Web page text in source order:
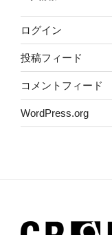
ログイン
投稿フィード
コメントフィード
WordPress.org